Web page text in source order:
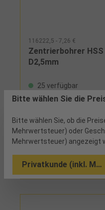
116222,5 - 7,26 €
Zentrierbohrer HSS
D2,5mm
25 verfügbar
ohne Schutzsenkung
Vergleichen
Zu den
Bitte wählen Sie die
Bitte wählen Sie, ob die
Mehrwertsteuer) oder
Mehrwertsteuer) angezeigt
Privatkunde (inkl.